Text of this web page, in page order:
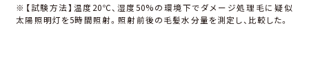
※【試験⽅法】温度20℃、湿度50%の環境下でダメージ処理⽑に疑似
太陽照明灯を5時間照射。照射前後の⽑髪⽔分量を測定し、⽐較した。